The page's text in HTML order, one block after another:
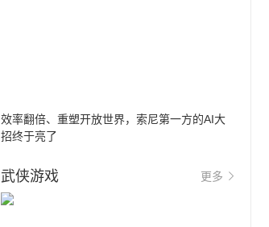
效率翻倍、重塑开放世界，索尼第一方的AI大
招终于亮了
武侠游戏 更多